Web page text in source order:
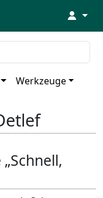
↓
Werkzeuge